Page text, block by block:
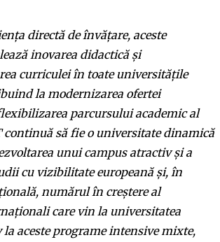
directă de învățare, aceste
inovarea didactică și
curriculei în toate universitățile
la modernizarea ofertei
parcursului academic al
continuă să fie o universitate dinamică
unui campus atractiv și a
cu vizibilitate europeană și, în
numărul în creștere al
care vin la universitatea
aceste programe intensive mixte,